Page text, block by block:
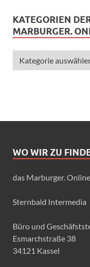
KATEGORIEN
MARBURGER.
WO WIR ZU
das Marburger.
Sternbald Intermedia
Büro und
Esmarchstraße 38
34121 Kassel